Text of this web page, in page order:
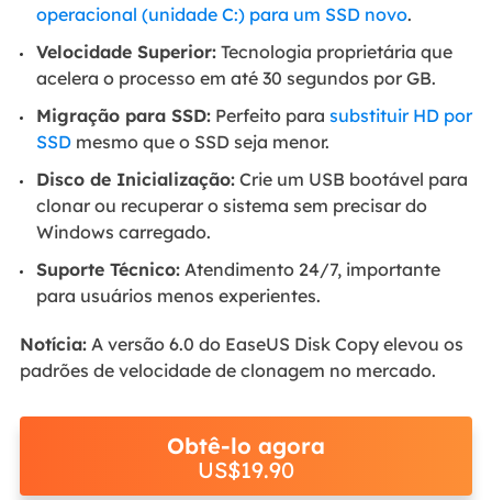
operacional (unidade C:) para um SSD novo.
Velocidade Superior:Tecnologia proprietária que
acelera o processo em até 30 segundos por GB.
Migração para SSD:Perfeito para substituir HD por
SSDmesmo que o SSD seja menor.
Disco de Inicialização:Crie um USB bootável para
clonar ou recuperar o sistema sem precisar do
Windows carregado.
Suporte Técnico:Atendimento 24/7, importante
para usuários menos experientes.
Notícia:A versão 6.0 do EaseUS Disk Copy elevou os
padrões de velocidade de clonagem no mercado.
Obtê-lo agora
US$19.90